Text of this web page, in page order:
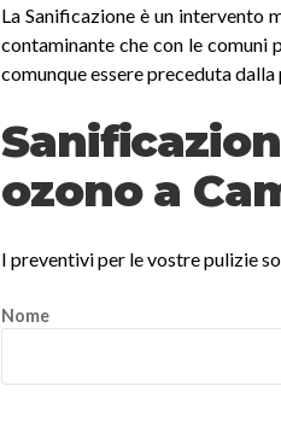
La Sanificazione è un intervento
contaminante che con le comuni
comunque essere preceduta dalla
ozono a
I preventivi per le vostre pulizie
Nome